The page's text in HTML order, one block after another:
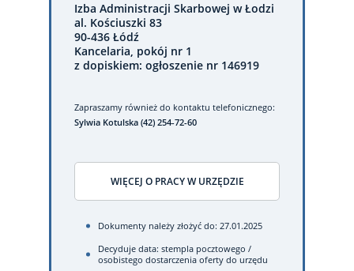
Izba Administracji Skarbowej w Łodzi
al. Kościuszki 83
90-436 Łódź
Kancelaria, pokój nr 1
z dopiskiem: ogłoszenie nr 146919
Zapraszamy również do kontaktu telefonicznego:
Sylwia Kotulska (42) 254-72-60
WIĘCEJ O PRACY W URZĘDZIE
Dokumenty należy złożyć do: 27.01.2025
Decyduje data: stempla pocztowego /
osobistego dostarczenia oferty do urzędu